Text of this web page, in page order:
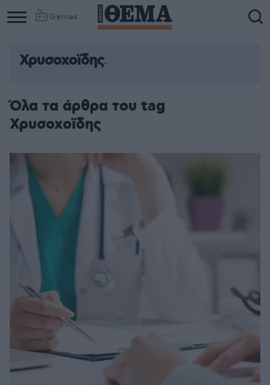
Games
Column
Column
Χρυσοχοϊδης
Όλα τα άρθρα του tag
Χρυσοχοϊδης